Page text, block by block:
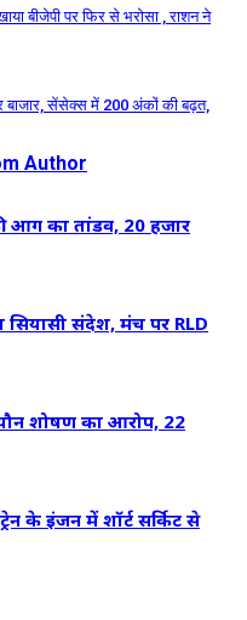
बीजेपी पर फिर से भरोसा , राशन ने
सेंसेक्स में 200 अंकों की बढ़त,
Author
आग का तांडव, 20 हजार
सियासी संदेश, मंच पर RLD
शोषण का आरोप, 22
के इंजन में शॉर्ट सर्किट से